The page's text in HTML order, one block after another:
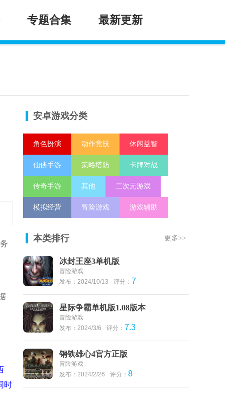
专题合集 最新更新
时
安卓游戏分类
角色扮演 动作竞技 休闲益智
仙侠手游 策略塔防 卡牌对战
传奇手游 其他 二次元游戏
模拟经营 冒险游戏 游戏辅助
本类排行 更多>>
冰封王座3单机版
冒险游戏
发布：2024/10/13
评分： 7
星际争霸单机版1.08版本
冒险游戏
发布：2024/3/6
评分： 7.3
钢铁雄心4官方正版
冒险游戏
发布：2024/2/26
评分： 8